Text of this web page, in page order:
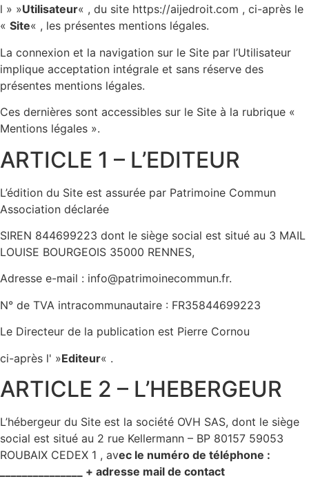
l » »Utilisateur« , du site https://aijedroit.com , ci-après le
« Site« , les présentes mentions légales.
La connexion et la navigation sur le Site par l’Utilisateur
implique acceptation intégrale et sans réserve des
présentes mentions légales.
Ces dernières sont accessibles sur le Site à la rubrique «
Mentions légales ».
ARTICLE 1 – L’EDITEUR
L’édition du Site est assurée par Patrimoine Commun
Association déclarée
SIREN 844699223 dont le siège social est situé au 3 MAIL
LOUISE BOURGEOIS 35000 RENNES,
Adresse e-mail : info@patrimoinecommun.fr.
N° de TVA intracommunautaire : FR35844699223
Le Directeur de la publication est Pierre Cornou
ci-après l' »Editeur« .
ARTICLE 2 – L’HEBERGEUR
L’hébergeur du Site est la société OVH SAS, dont le siège
social est situé au 2 rue Kellermann – BP 80157 59053
ROUBAIX CEDEX 1 , avec le numéro de téléphone :
_______________ + adresse mail de contact